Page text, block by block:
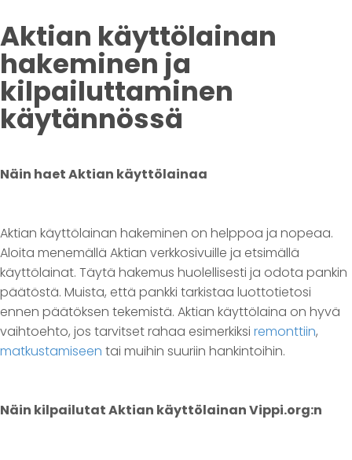
Aktian käyttölainan
hakeminen ja
kilpailuttaminen
käytännössä
Näin haet Aktian käyttölainaa
Aktian käyttölainan hakeminen on helppoa ja nopeaa.
Aloita menemällä Aktian verkkosivuille ja etsimällä
käyttölainat. Täytä hakemus huolellisesti ja odota pankin
päätöstä. Muista, että pankki tarkistaa luottotietosi
ennen päätöksen tekemistä. Aktian käyttölaina on hyvä
vaihtoehto, jos tarvitset rahaa esimerkiksi remonttiin,
matkustamiseen tai muihin suuriin hankintoihin.
Näin kilpailutat Aktian käyttölainan Vippi.org:n